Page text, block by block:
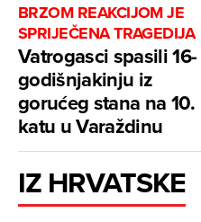
BRZOM REAKCIJOM JE
SPRIJEČENA TRAGEDIJA
Vatrogasci spasili 16-
godišnjakinju iz
gorućeg stana na 10.
katu u Varaždinu
IZ HRVATSKE